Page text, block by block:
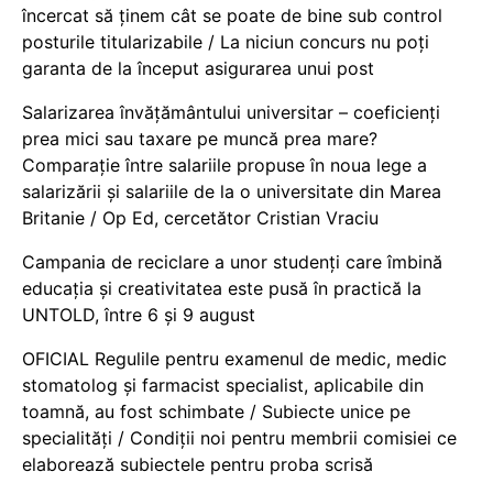
încercat să ținem cât se poate de bine sub control
posturile titularizabile / La niciun concurs nu poți
garanta de la început asigurarea unui post
Salarizarea învățământului universitar – coeficienți
prea mici sau taxare pe muncă prea mare?
Comparație între salariile propuse în noua lege a
salarizării și salariile de la o universitate din Marea
Britanie / Op Ed, cercetător Cristian Vraciu
Campania de reciclare a unor studenți care îmbină
educația și creativitatea este pusă în practică la
UNTOLD, între 6 și 9 august
OFICIAL Regulile pentru examenul de medic, medic
stomatolog și farmacist specialist, aplicabile din
toamnă, au fost schimbate / Subiecte unice pe
specialități / Condiții noi pentru membrii comisiei ce
elaborează subiectele pentru proba scrisă